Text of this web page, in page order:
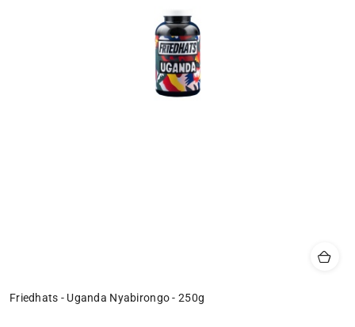
Friedhats - Uganda Nyabirongo - 250g